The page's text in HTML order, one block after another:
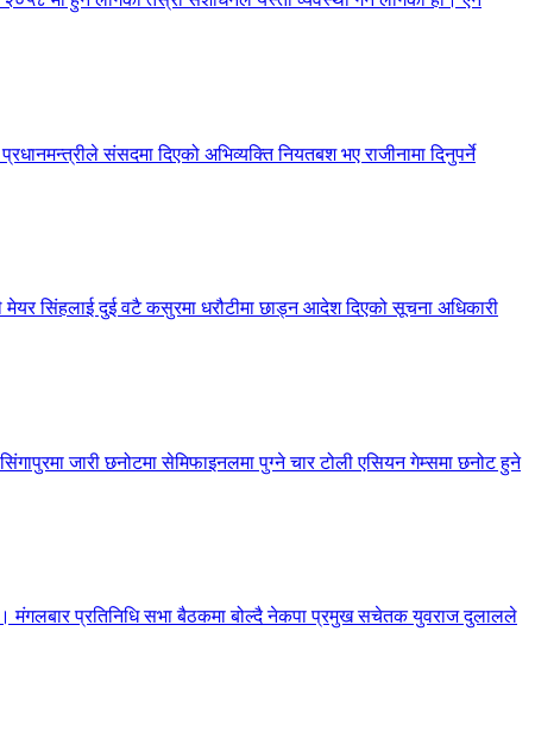
संसदमा दिएको अभिव्यक्ति नियतबश भए राजीनामा दिनुपर्ने
मेयर सिंहलाई दुई वटै कसुरमा धरौटीमा छाड्न आदेश दिएको सूचना अधिकारी
जारी छनोटमा सेमिफाइनलमा पुग्ने चार टोली एसियन गेम्समा छनोट हुने
छ। मंगलबार प्रतिनिधि सभा बैठकमा बोल्दै नेकपा प्रमुख सचेतक युवराज दुलालले